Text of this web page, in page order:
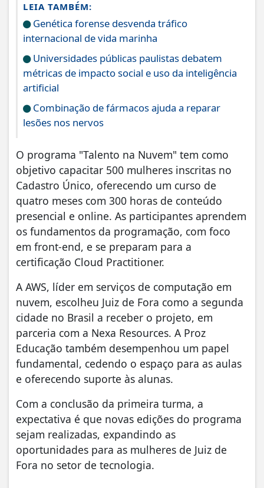
LEIA TAMBÉM:
Genética forense desvenda tráfico
internacional de vida marinha
Universidades públicas paulistas debatem
métricas de impacto social e uso da inteligência
artificial
Combinação de fármacos ajuda a reparar
lesões nos nervos
O programa "Talento na Nuvem" tem como
objetivo capacitar 500 mulheres inscritas no
Cadastro Único, oferecendo um curso de
quatro meses com 300 horas de conteúdo
presencial e online. As participantes aprendem
os fundamentos da programação, com foco
em front-end, e se preparam para a
certificação Cloud Practitioner.
A AWS, líder em serviços de computação em
nuvem, escolheu Juiz de Fora como a segunda
cidade no Brasil a receber o projeto, em
parceria com a Nexa Resources. A Proz
Educação também desempenhou um papel
fundamental, cedendo o espaço para as aulas
e oferecendo suporte às alunas.
Com a conclusão da primeira turma, a
expectativa é que novas edições do programa
sejam realizadas, expandindo as
oportunidades para as mulheres de Juiz de
Fora no setor de tecnologia.